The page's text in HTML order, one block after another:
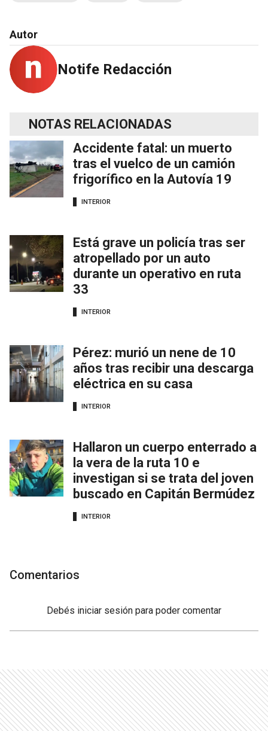
Autor
Notife Redacción
NOTAS RELACIONADAS
Accidente fatal: un muerto
tras el vuelco de un camión
frigorífico en la Autovía 19
INTERIOR
Está grave un policía tras ser
atropellado por un auto
durante un operativo en ruta
33
INTERIOR
Pérez: murió un nene de 10
años tras recibir una descarga
eléctrica en su casa
INTERIOR
Hallaron un cuerpo enterrado a
la vera de la ruta 10 e
investigan si se trata del joven
buscado en Capitán Bermúdez
INTERIOR
Comentarios
Debés iniciar sesión para poder comentar